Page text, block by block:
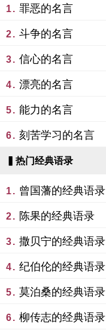
1. 罪恶的名言
2. 斗争的名言
3. 信心的名言
4. 漂亮的名言
5. 能力的名言
6. 刻苦学习的名言
▍热门经典语录
1. 曾国藩的经典语录
2. 陈果的经典语录
3. 撒贝宁的经典语录
4. 纪伯伦的经典语录
5. 莫泊桑的经典语录
6. 柳传志的经典语录